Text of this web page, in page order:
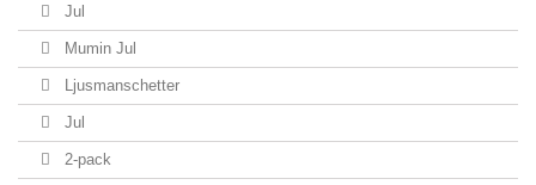
Jul
Mumin Jul
Ljusmanschetter
Jul
2-pack